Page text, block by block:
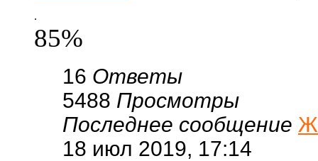
.
85%
16 Ответы
5488 Просмотры
Последнее сообщение
18 июл 2019, 17:14